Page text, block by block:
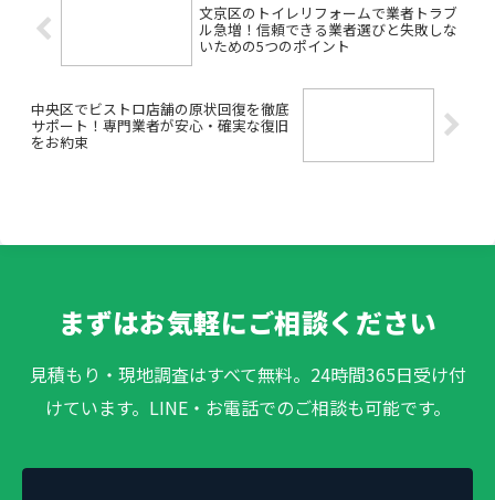
文京区のトイレリフォームで業者トラブ
ル急増！信頼できる業者選びと失敗しな
いための5つのポイント
中央区でビストロ店舗の原状回復を徹底
サポート！専門業者が安心・確実な復旧
をお約束
まずはお気軽にご相談ください
見積もり・現地調査はすべて無料。24時間365日受け付
けています。LINE・お電話でのご相談も可能です。